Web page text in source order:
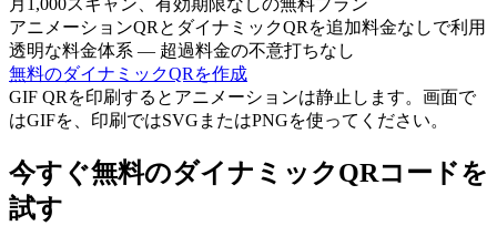
月1,000スキャン、有効期限なしの無料プラン
アニメーションQRとダイナミックQRを追加料金なしで利用
透明な料金体系 — 超過料金の不意打ちなし
無料のダイナミックQRを作成
GIF QRを印刷するとアニメーションは静止します。画面で
はGIFを、印刷ではSVGまたはPNGを使ってください。
今すぐ無料のダイナミックQRコードを
試す